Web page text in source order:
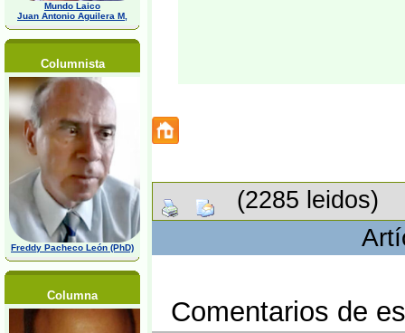
Mundo Laico
Juan Antonio Aguilera M,
Columnista
Freddy Pacheco León (PhD)
Columna
(2285 leidos)
Comentarios de